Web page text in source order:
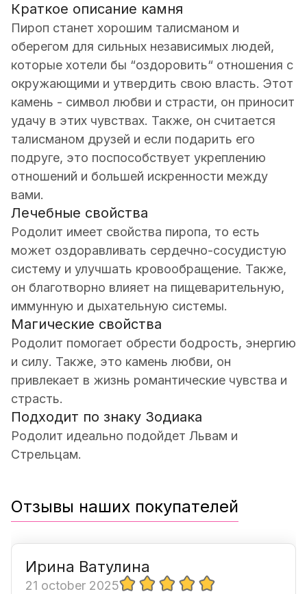
Краткое описание камня
Пироп станет хорошим талисманом и
оберегом для сильных независимых людей,
которые хотели бы “оздоровить“ отношения с
окружающими и утвердить свою власть. Этот
камень - символ любви и страсти, он приносит
удачу в этих чувствах. Также, он считается
талисманом друзей и если подарить его
подруге, это поспособствует укреплению
отношений и большей искренности между
вами.
Лечебные свойства
Родолит имеет свойства пиропа, то есть
может оздоравливать сердечно-сосудистую
систему и улучшать кровообращение. Также,
он благотворно влияет на пищеварительную,
иммунную и дыхательную системы.
Магические свойства
Родолит помогает обрести бодрость, энергию
и силу. Также, это камень любви, он
привлекает в жизнь романтические чувства и
страсть.
Подходит по знаку Зодиака
Родолит идеально подойдет Львам и
Стрельцам.
Отзывы наших покупателей
Ирина Ватулина
21 october 2025